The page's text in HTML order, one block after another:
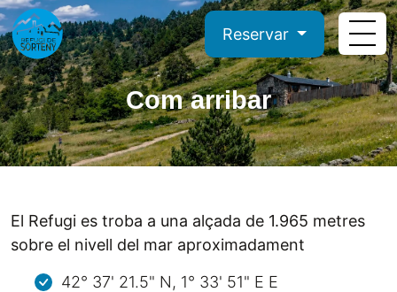
Reservar
Com arribar
El Refugi es troba a una alçada de 1.965 metres
sobre el nivell del mar aproximadament
42° 37' 21.5" N, 1° 33' 51" E E